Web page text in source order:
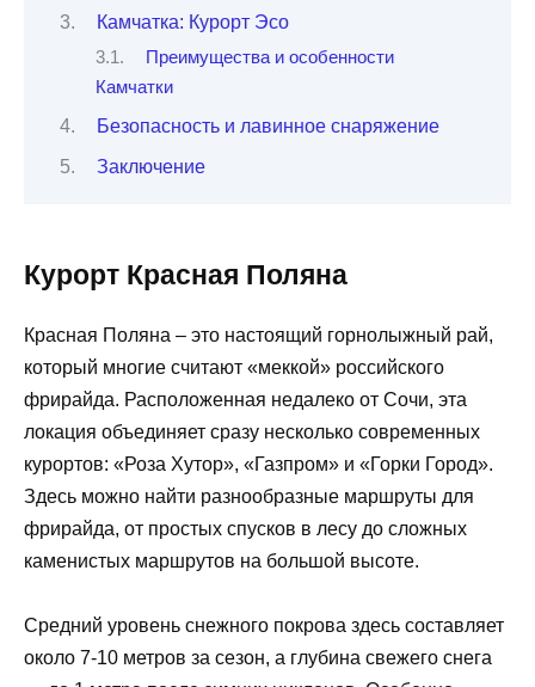
Камчатка: Курорт Эсо
Преимущества и особенности
Камчатки
Безопасность и лавинное снаряжение
Заключение
Курорт Красная Поляна
Красная Поляна – это настоящий горнолыжный рай,
который многие считают «меккой» российского
фрирайда. Расположенная недалеко от Сочи, эта
локация объединяет сразу несколько современных
курортов: «Роза Хутор», «Газпром» и «Горки Город».
Здесь можно найти разнообразные маршруты для
фрирайда, от простых спусков в лесу до сложных
каменистых маршрутов на большой высоте.
Средний уровень снежного покрова здесь составляет
около 7-10 метров за сезон, а глубина свежего снега